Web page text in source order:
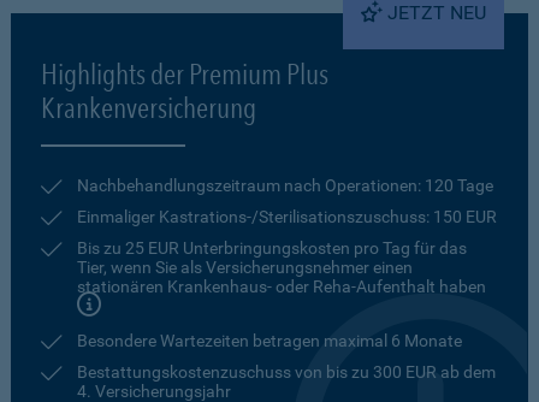
JETZT NEU
Highlights der Premium Plus
Krankenversicherung
Nachbehandlungszeitraum nach Operationen: 120 Tage
Einmaliger Kastrations-/Sterilisationszuschuss: 150 EUR
Bis zu 25 EUR Unterbringungskosten pro Tag für das
Tier, wenn Sie als Versicherungsnehmer einen
stationären Krankenhaus- oder Reha-Aufenthalt haben
Besondere Wartezeiten betragen maximal 6 Monate
Bestattungskostenzuschuss von bis zu 300 EUR ab dem
4. Versicherungsjahr